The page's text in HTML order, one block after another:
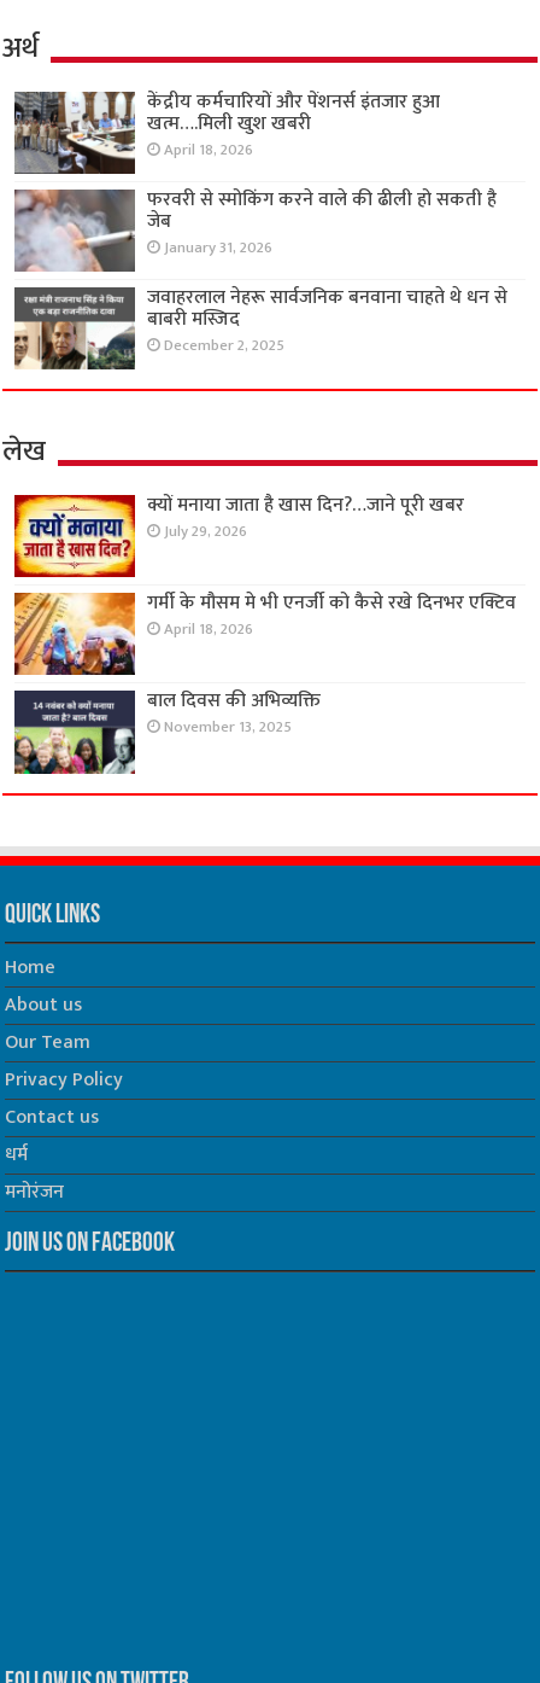
अर्थ
केंद्रीय कर्मचारियों और पेंशनर्स इंतजार हुआ
खत्म….मिली खुश खबरी
April 18, 2026
फरवरी से स्मोकिंग करने वाले की ढीली हो सकती है
जेब
January 31, 2026
जवाहरलाल नेहरू सार्वजनिक बनवाना चाहते थे धन से
बाबरी मस्जिद
December 2, 2025
लेख
क्यों मनाया जाता है खास दिन?…जाने पूरी खबर
July 29, 2026
गर्मी के मौसम मे भी एनर्जी को कैसे रखे दिनभर एक्टिव
April 18, 2026
बाल दिवस की अभिव्यक्ति
November 13, 2025
Quick Links
Home
About us
Our Team
Privacy Policy
Contact us
धर्म
मनोरंजन
Join us on Facebook